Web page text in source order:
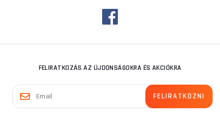
FELIRATKOZÁS AZ ÚJDONSÁGOKRA ÉS AKCIÓKRA